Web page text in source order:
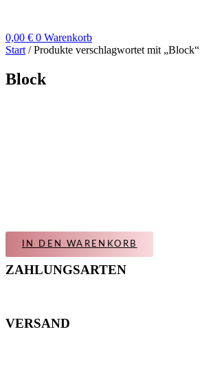
0,00 € 0 Warenkorb
Start / Produkte verschlagwortet mit „Block“
Block
IN DEN WARENKORB
ZAHLUNGSARTEN
VERSAND